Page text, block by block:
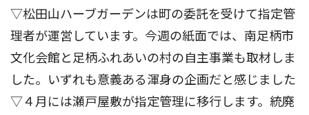
▽松田山ハーブガーデンは町の委託を受けて指定管
理者が運営しています。今週の紙面では、南足柄市
文化会館と足柄ふれあいの村の自主事業も取材しま
した。いずれも意義ある渾身の企画だと感じました
▽４月には瀬戸屋敷が指定管理に移行します。統廃